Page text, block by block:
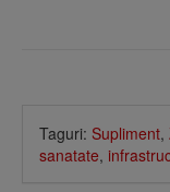
Taguri: Supliment,
sanatate,